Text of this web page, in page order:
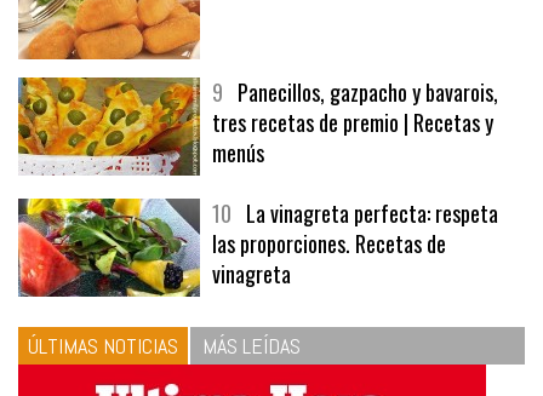
9Panecillos, gazpacho y bavarois,
tres recetas de premio | Recetas y
menús
10La vinagreta perfecta: respeta
las proporciones. Recetas de
vinagreta